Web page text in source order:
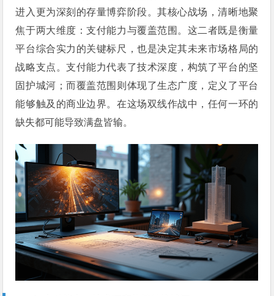
进入更为深刻的存量博弈阶段。其核心战场，清晰地聚
焦于两大维度：支付能力与覆盖范围。这二者既是衡量
平台综合实力的关键标尺，也是决定其未来市场格局的
战略支点。支付能力代表了技术深度，构筑了平台的坚
固护城河；而覆盖范围则体现了生态广度，定义了平台
能够触及的商业边界。在这场双线作战中，任何一环的
缺失都可能导致满盘皆输。